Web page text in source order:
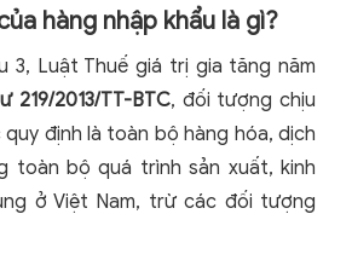
hàng nhập khẩu là gì?
3, Luật Thuế giá trị gia tăng năm
219/2013/TT-BTC, đối tượng chịu
định là toàn bộ hàng hóa, dịch
toàn bộ quá trình sản xuất, kinh
ở Việt Nam, trừ các đối tượng